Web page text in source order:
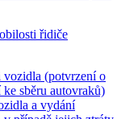
řidiče
(potvrzení o
sběru autovraků)
a vydání